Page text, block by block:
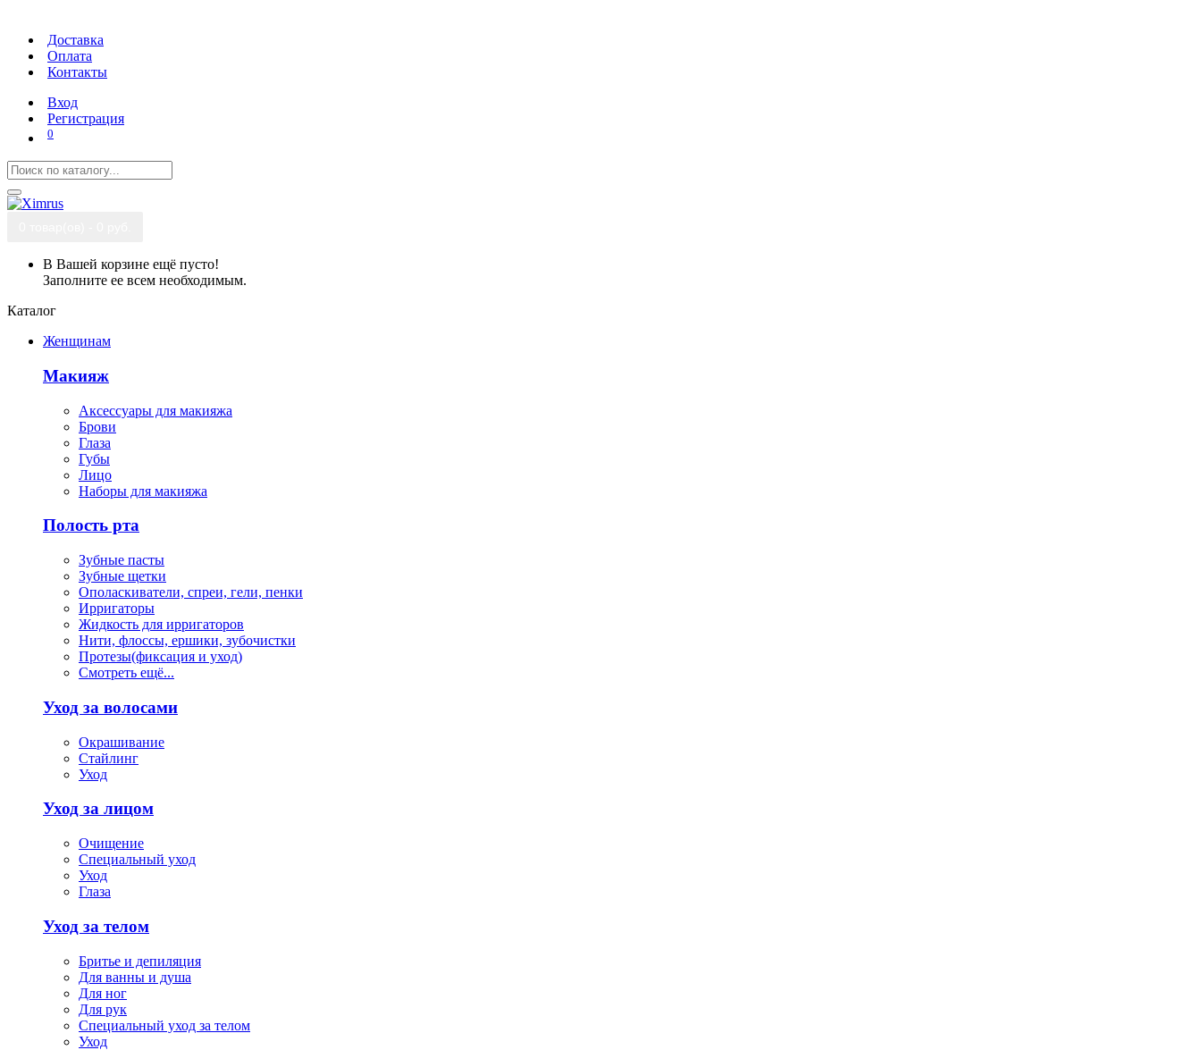
Доставка
Оплата
Контакты
Вход
Регистрация
0
В Вашей корзине ещё пусто!
Заполните ее всем необходимым.
Каталог
Женщинам
Макияж
Аксессуары для макияжа
Брови
Глаза
Губы
Лицо
Наборы для макияжа
Полость рта
Зубные пасты
Зубные щетки
Ополаскиватели, спреи, гели, пенки
Ирригаторы
Жидкость для ирригаторов
Нити, флоссы, ершики, зубочистки
Протезы(фиксация и уход)
Смотреть ещё...
Уход за волосами
Окрашивание
Стайлинг
Уход
Уход за лицом
Очищение
Специальный уход
Уход
Глаза
Уход за телом
Бритье и депиляция
Для ванны и душа
Для ног
Для рук
Специальный уход за телом
Уход